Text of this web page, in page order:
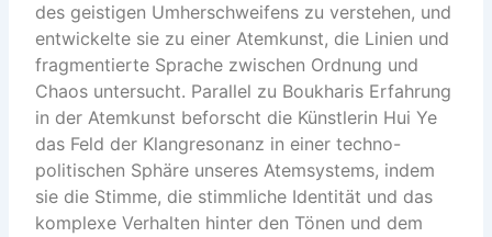
des geistigen Umherschweifens zu verstehen, und
entwickelte sie zu einer Atemkunst, die Linien und
fragmentierte Sprache zwischen Ordnung und
Chaos untersucht. Parallel zu Boukharis Erfahrung
in der Atemkunst beforscht die Künstlerin Hui Ye
das Feld der Klangresonanz in einer techno-
politischen Sphäre unseres Atemsystems, indem
sie die Stimme, die stimmliche Identität und das
komplexe Verhalten hinter den Tönen und dem